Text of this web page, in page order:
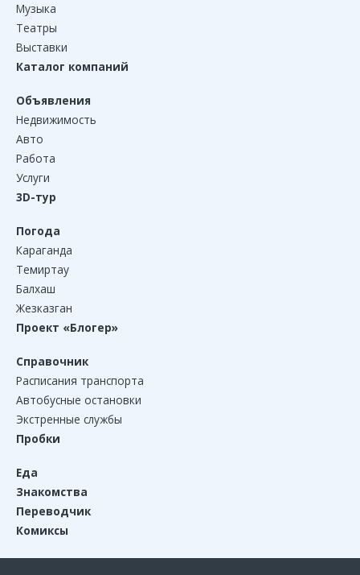
Музыка
Театры
Выставки
Каталог компаний
Объявления
Недвижимость
Авто
Работа
Услуги
3D-тур
Погода
Караганда
Темиртау
Балхаш
Жезказган
Проект «Блогер»
Справочник
Расписания транспорта
Автобусные остановки
Экстренные службы
Пробки
Еда
Знакомства
Переводчик
Комиксы